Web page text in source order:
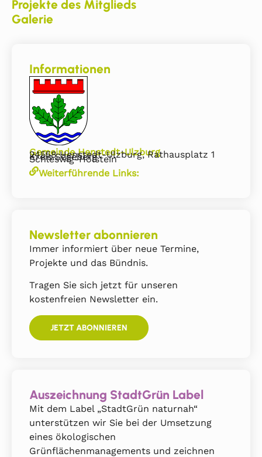
Projekte des Mitglieds
Galerie
Informationen
Gemeinde Henstedt-Ulzburg
24558 Henstedt-Ulzburg, Rathausplatz 1
Kreis Segeberg
Schleswig-Holstein
Weiterführende Links:
Newsletter abonnieren
Immer informiert über neue Termine,
Projekte und das Bündnis.
Tragen Sie sich jetzt für unseren
kostenfreien Newsletter ein.
JETZT ABONNIEREN
Auszeichnung StadtGrün Label
Mit dem Label „StadtGrün naturnah“
unterstützen wir Sie bei der Umsetzung
eines ökologischen
Grünflächenmanagements und zeichnen